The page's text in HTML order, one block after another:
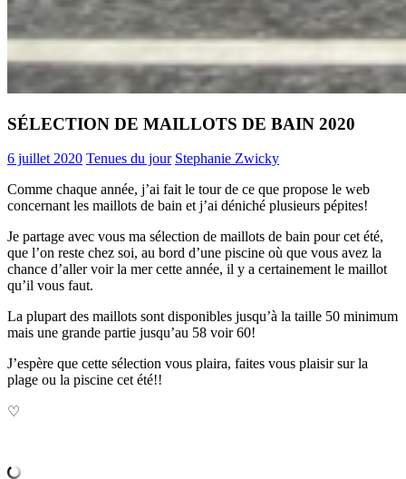
SÉLECTION DE MAILLOTS DE BAIN 2020
6 juillet 2020 Tenues du jour Stephanie Zwicky
Comme chaque année, j’ai fait le tour de ce que propose le web
concernant les maillots de bain et j’ai déniché plusieurs pépites!
Je partage avec vous ma sélection de maillots de bain pour cet été,
que l’on reste chez soi, au bord d’une piscine où que vous avez la
chance d’aller voir la mer cette année, il y a certainement le maillot
qu’il vous faut.
La plupart des maillots sont disponibles jusqu’à la taille 50 minimum
mais une grande partie jusqu’au 58 voir 60!
J’espère que cette sélection vous plaira, faites vous plaisir sur la
plage ou la piscine cet été!!
♡